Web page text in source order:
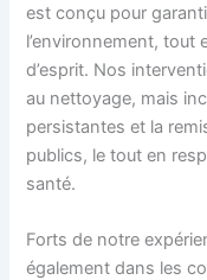
est conçu pour
l’environnement, tout
d’esprit. Nos
au nettoyage, mais
persistantes et la
publics, le tout en
santé.
Forts de notre
également dans les